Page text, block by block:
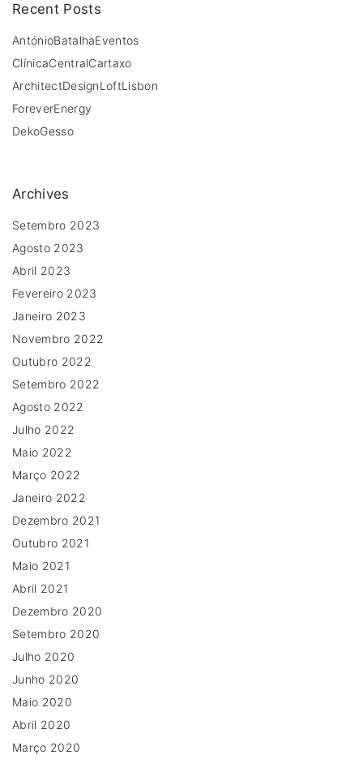
Recent Posts
AntónioBatalhaEventos
ClínicaCentralCartaxo
ArchitectDesignLoftLisbon
ForeverEnergy
DekoGesso
Archives
Setembro 2023
Agosto 2023
Abril 2023
Fevereiro 2023
Janeiro 2023
Novembro 2022
Outubro 2022
Setembro 2022
Agosto 2022
Julho 2022
Maio 2022
Março 2022
Janeiro 2022
Dezembro 2021
Outubro 2021
Maio 2021
Abril 2021
Dezembro 2020
Setembro 2020
Julho 2020
Junho 2020
Maio 2020
Abril 2020
Março 2020